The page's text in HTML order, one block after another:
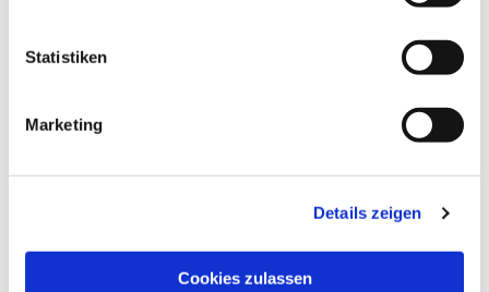
Statistiken
Marketing
Details zeigen
Cookies zulassen
Dies könnte Sie auch